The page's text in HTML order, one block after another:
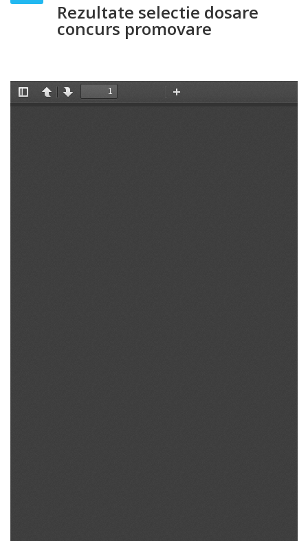
Rezultate selectie dosare
concurs promovare